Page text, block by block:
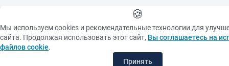
🍪
Мы используем cookies и рекомендательные технологии для
сайта. Продолжая использовать этот сайт, Вы соглашаетесь на
файлов cookie.
Принять